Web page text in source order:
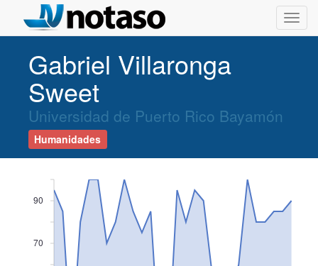
Gabriel Villaronga
Sweet
Universidad de Puerto Rico Bayamón
Humanidades
70
90